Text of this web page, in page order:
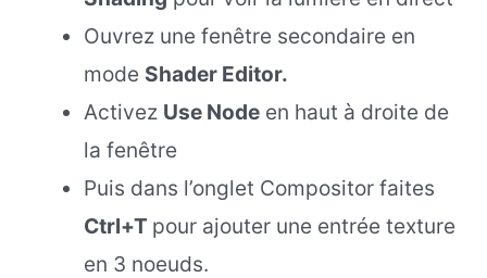
Ouvrez une fenêtre secondaire en
mode Shader Editor.
Activez Use Node en haut à droite de
la fenêtre
Puis dans l’onglet Compositor faites
Ctrl+T pour ajouter une entrée texture
en 3 noeuds.